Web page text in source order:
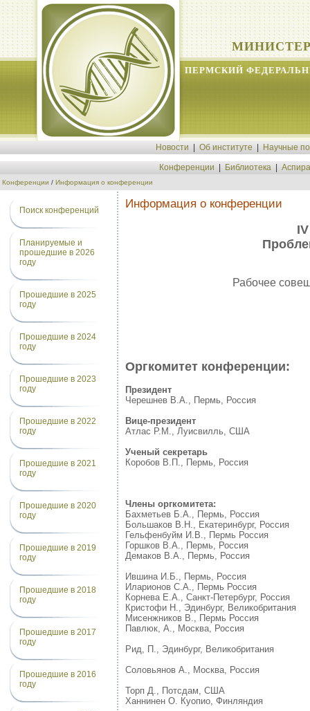
ПЕРМСКИЙ
Новости Об институте Научные
Конференции Библиотека
Конференции / Информация о конференции
Поиск конференций
Планируемые и
прошедшие в 2026
году
Прошедшие в 2025
году
Прошедшие в 2024
году
Прошедшие в 2023
году
Прошедшие в 2022
году
Прошедшие в 2021
году
Прошедшие в 2020
году
Прошедшие в 2019
году
Прошедшие в 2018
году
Прошедшие в 2017
году
Прошедшие в 2016
году
Информация о конференции
Рабочее
Оргкомитет конференции:
Президент
Черешнев В.А., Пермь, Россия
Вице-президент
Атлас Р.М., Луисвилль, США
Ученый секретарь
Коробов В.П., Пермь, Россия
Члены оргкомитета:
Бахметьев Б.А., Пермь, Россия
Большаков В.Н., Екатеринбург, Россия
Гельфенбуйм И.В., Пермь Россия
Горшков В.А., Пермь, Россия
Демаков В.А., Пермь, Россия
Ившина И.Б., Пермь, Россия
Иларионов С.А., Пермь Россия
Корнева Е.А., Санкт-Петербург, Россия
Кристофи Н., Эдинбург, Великобритания
Мисенжников В., Пермь Россия
Павлюк, А., Москва, Россия
Рид, П., Эдинбург, Великобритания
Соловьянов А., Москва, Россия
Торп Д., Потсдам, США
Ханнинен О. Куопио, Финляндия